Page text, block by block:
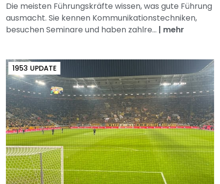
Die meisten Führungskräfte wissen, was gute Führung
ausmacht. Sie kennen Kommunikationstechniken,
besuchen Seminare und haben zahlre... | mehr
1953 UPDATE